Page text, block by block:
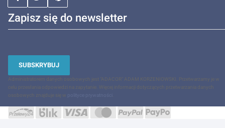
Zapisz się do newsletter
SUBSKRYBUJ
Administratorem danych osobowych jest "ADACOR" ADAM KORZENIOWSKI. Przetwarzamy je w
celu przesłania odpowiedzi na zapytanie. Więcej informacji dotyczących przetwarzania danych
osobowych znajduje się w